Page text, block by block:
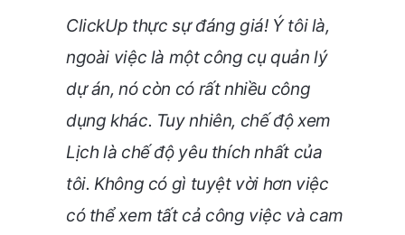
ClickUp thực sự đáng giá! Ý tôi là,
ngoài việc là một công cụ quản lý
dự án, nó còn có rất nhiều công
dụng khác. Tuy nhiên, chế độ xem
Lịch là chế độ yêu thích nhất của
tôi. Không có gì tuyệt vời hơn việc
có thể xem tất cả công việc và cam